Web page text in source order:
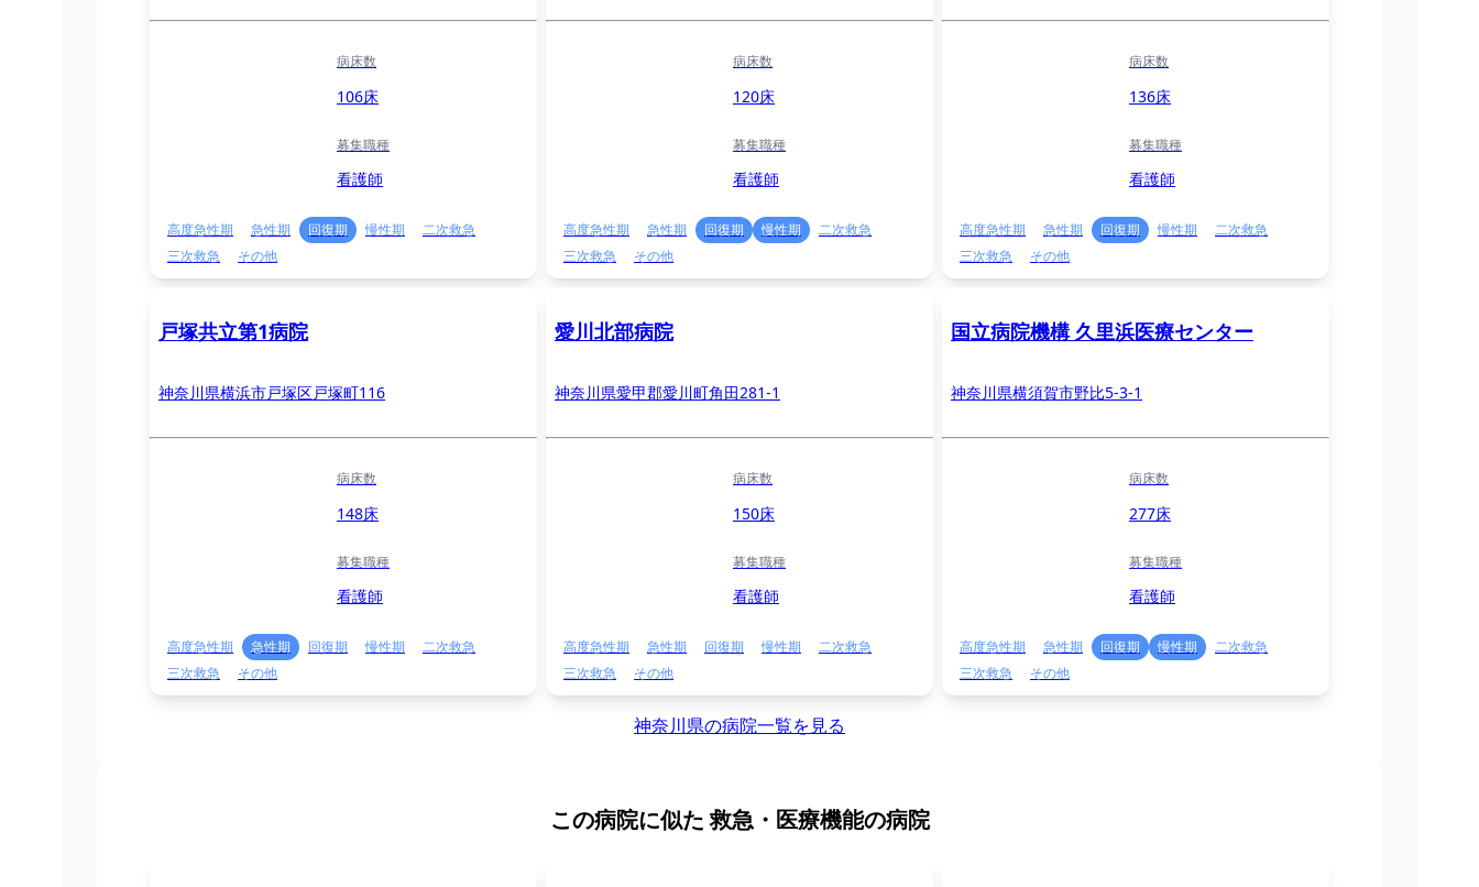
病床数
106床
募集職種
看護師
高度急性期 急性期 回復期 慢性期
二次救急
三次救急
その他
病床数
120床
募集職種
看護師
高度急性期 急性期 回復期 慢性期
二次救急
三次救急
その他
病床数
136床
募集職種
看護師
高度急性期 急性期 回復期 慢性期
二次救急
三次救急
その他
戸塚共立第1病院
神奈川県横浜市戸塚区戸塚町116
病床数
148床
募集職種
看護師
高度急性期 急性期 回復期 慢性期
二次救急
三次救急
その他
愛川北部病院
神奈川県愛甲郡愛川町角田281-1
病床数
150床
募集職種
看護師
高度急性期 急性期 回復期 慢性期
二次救急
三次救急
その他
国立病院機構 久里浜医療センター
神奈川県横須賀市野比5-3-1
病床数
277床
募集職種
看護師
高度急性期 急性期 回復期 慢性期
二次救急
三次救急
その他
神奈川県の病院一覧を見る
この病院に似た 救急・医療機能の病院